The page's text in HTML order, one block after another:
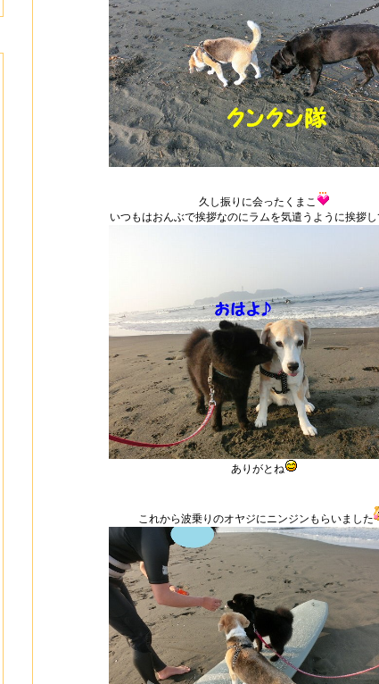
久し振りに会ったくまこ
いつもはおんぶで挨拶なのにラムを気遣うように挨拶
ありがとね
これから波乗りのオヤジにニンジンもらいました